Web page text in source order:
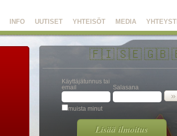
MEDIA
YHTEISÖT
UUTISET
INFO
🇫🇮🇸🇪🇬🇧
Käyttäjätunnus tai
email
Salasana
muista minut
Lisää ilmoitus